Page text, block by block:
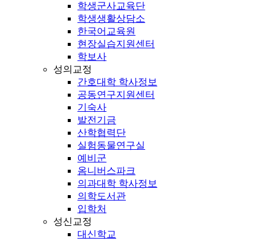
학생군사교육단
학생생활상담소
한국어교육원
현장실습지원센터
학보사
성의교정
간호대학 학사정보
공동연구지원센터
기숙사
발전기금
산학협력단
실험동물연구실
예비군
옴니버스파크
의과대학 학사정보
의학도서관
입학처
성신교정
대신학교